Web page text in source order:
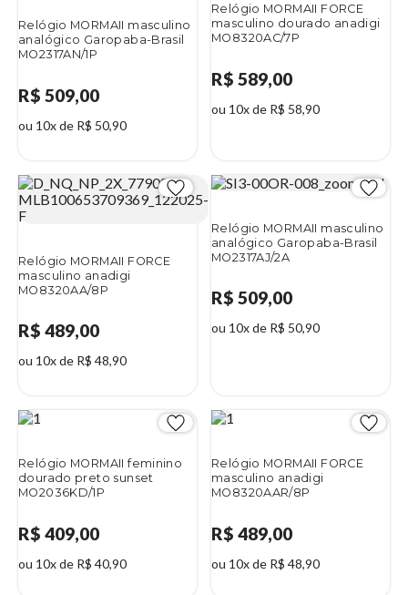
Relógio MORMAII masculino
analógico Garopaba-Brasil
MO2317AN/1P
R$ 509,00
ou 10x de R$ 50,90
Relógio MORMAII FORCE
masculino dourado anadigi
MO8320AC/7P
R$ 589,00
ou 10x de R$ 58,90
Relógio MORMAII FORCE
masculino anadigi
MO8320AA/8P
R$ 489,00
ou 10x de R$ 48,90
Relógio MORMAII masculino
analógico Garopaba-Brasil
MO2317AJ/2A
R$ 509,00
ou 10x de R$ 50,90
Relógio MORMAII feminino
dourado preto sunset
MO2036KD/1P
R$ 409,00
ou 10x de R$ 40,90
Relógio MORMAII FORCE
masculino anadigi
MO8320AAR/8P
R$ 489,00
ou 10x de R$ 48,90